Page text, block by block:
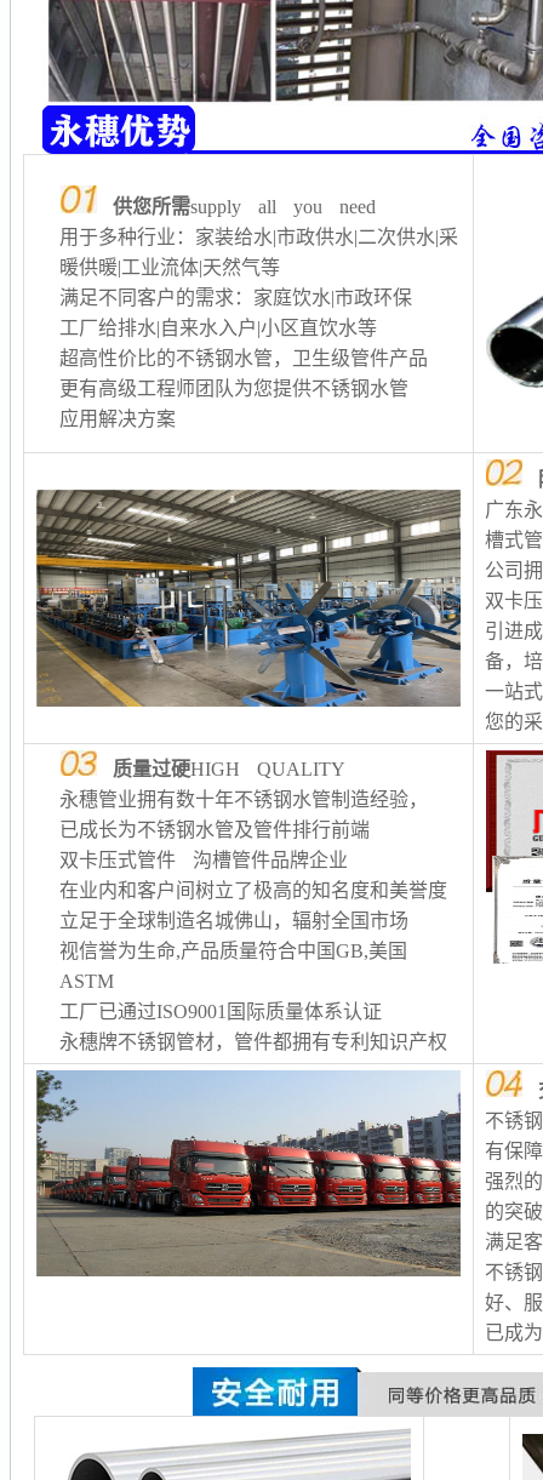
供您所需supply all you need
用于多种行业：家装给水|市政供水|二次供水|采
暖供暖|工业流体|天然气等
满足不同客户的需求：家庭饮水|市政环保
工厂给排水|自来水入户|小区直饮水等
超高性价比的不锈钢水管，卫生级管件产品
更有高级工程师团队为您提供不锈钢水管
应用解决方案
广东
槽式
公司
双卡
引进
备，
一站
您的
质量过硬HIGH QUALITY
永穗管业拥有数十年不锈钢水管制造经验，
已成长为不锈钢水管及管件排行前端
双卡压式管件 沟槽管件品牌企业
在业内和客户间树立了极高的知名度和美誉度
立足于全球制造名城佛山，辐射全国市场
视信誉为生命,产品质量符合中国GB,美国
ASTM
工厂已通过ISO9001国际质量体系认证
永穗牌不锈钢管材，管件都拥有专利知识产权
不锈
有保障
强烈
的突
满足
不锈
好、
已成